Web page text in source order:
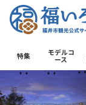
特集
モデルコ
ース